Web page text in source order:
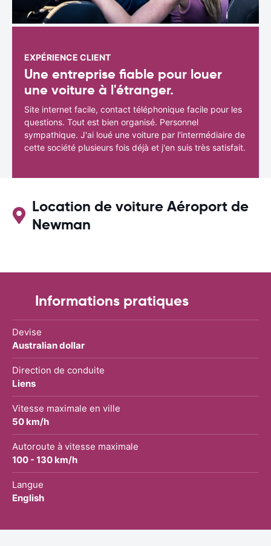
EXPÉRIENCE CLIENT
Une entreprise fiable pour louer
une voiture à l'étranger.
Site internet facile, contact téléphonique facile pour les
questions. Tout est bien organisé. Personnel
sympathique. J'ai loué une voiture par l'intermédiaire de
cette société plusieurs fois déjà et j'en suis très satisfait.
Location de voiture Aéroport de
Newman
Informations pratiques
Devise
Australian dollar
Direction de conduite
Liens
Vitesse maximale en ville
50 km/h
Autoroute à vitesse maximale
100 - 130 km/h
Langue
English